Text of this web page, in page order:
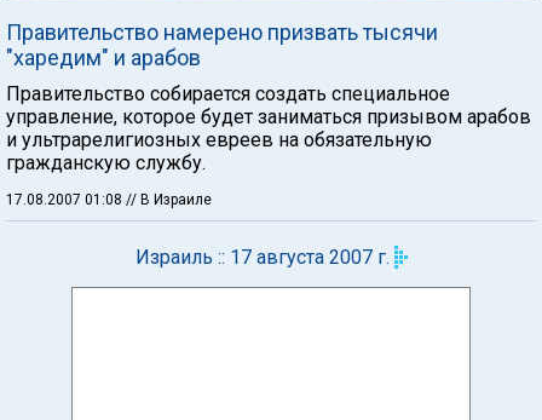
Правительство намерено призвать тысячи
"харедим" и арабов
Правительство собирается создать специальное
управление, которое будет заниматься призывом арабов
и ультрарелигиозных евреев на обязательную
гражданскую службу.
17.08.2007 01:08 // В Израиле
Израиль :: 17 августа 2007 г.